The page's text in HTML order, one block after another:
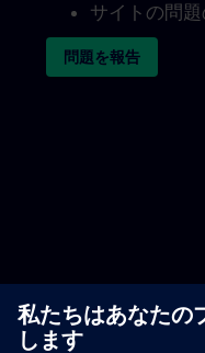
サイトの問
問題を報告